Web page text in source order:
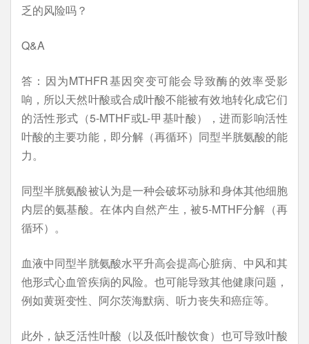
乏的风险吗？
Q&A
答：因为MTHFR基因突变可能会导致酶的效率受影
响，所以天然叶酸或合成叶酸不能被有效地转化成它们
的活性形式（5-MTHF或L-甲基叶酸），进而影响活性
叶酸的主要功能，即分解（再循环）同型半胱氨酸的能
力。
同型半胱氨酸被认为是一种会破坏动脉和身体其他细胞
内层的氨基酸。在体内自然产生，被5-MTHF分解（再
循环）。
血液中同型半胱氨酸水平升高会提高心脏病、中风和其
他形式心血管疾病的风险。也可能导致其他健康问题，
例如黄斑变性、阿尔茨海默病、听力丧失和癌症等。
此外，缺乏活性叶酸（以及低叶酸饮食）也可导致叶酸